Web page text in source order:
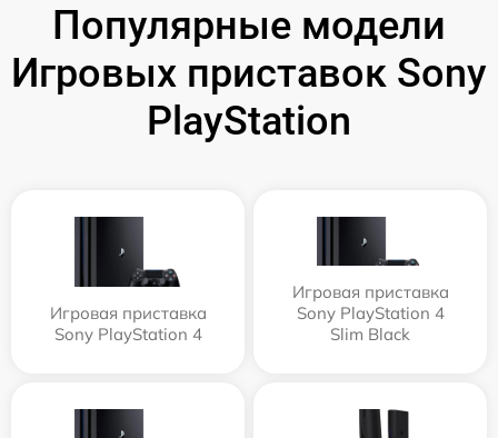
Популярные модели
Игровых приставок Sony
PlayStation
Игровая приставка
Sony PlayStation 4
Игровая приставка
Sony PlayStation 4
Slim Black